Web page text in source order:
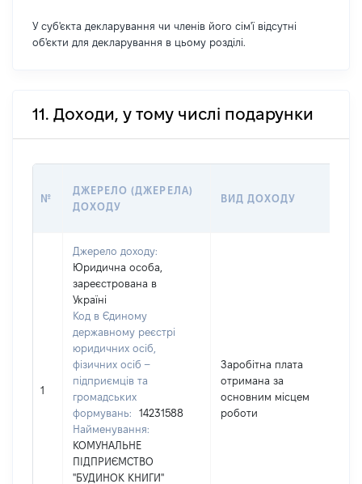
У суб'єкта декларування чи членів його сім'ї відсутні
об'єкти для декларування в цьому розділі.
11. Доходи, у тому числі подарунки
№
ДЖЕРЕЛО (ДЖЕРЕЛА)
ДОХОДУ
ВИД ДОХОДУ
1
Джерело доходу:
Юридична особа,
зареєстрована в
Україні
Код в Єдиному
державному реєстрі
юридичних осіб,
фізичних осіб –
підприємців та
громадських
формувань:
14231588
Найменування:
КОМУНАЛЬНЕ
ПІДПРИЄМСТВО
"БУДИНОК КНИГИ"
Заробітна плата
отримана за
основним місцем
роботи